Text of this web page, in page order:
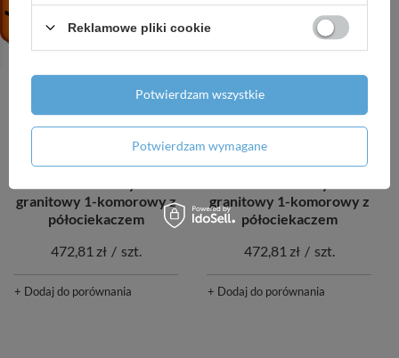
CHWILOWO NIEDOSTĘPNY
granitowy 1-komorowy z
półociekaczem
472,81 zł / szt.
+ Dodaj do porównania
CHWILOWO NIEDOSTĘPNY
granitowy 1-komorowy z
półociekaczem
472,81 zł / szt.
+ Dodaj do porównania
Reklamowe pliki cookie
Potwierdzam wymagane
Potwierdzam wszystkie